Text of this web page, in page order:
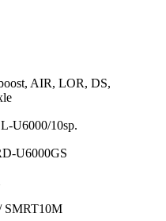
AIR, LOR, DS,
U6000/10sp.
U6000GS
SMRT10M